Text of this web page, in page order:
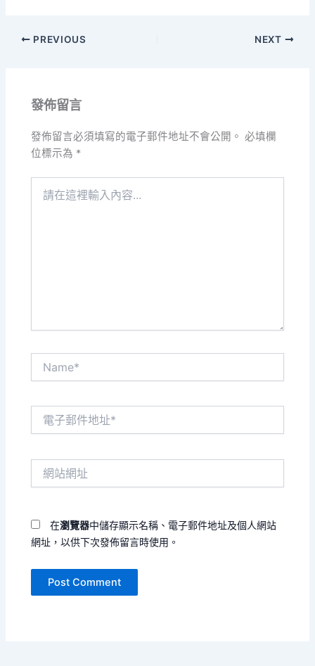
PREVIOUS NEXT
發佈留言
發佈留言必須填寫的電子郵件地址不會公開。 必填欄
位標示為 *
在瀏覽器中儲存顯示名稱、電子郵件地址及個人網站
網址，以供下次發佈留言時使用。